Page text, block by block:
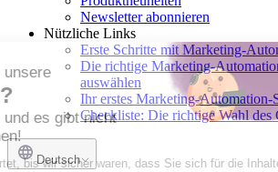
Möchten Sie unsere
Cookies?
Sie sind nett und es gibt nicht
viele von ihnen!
Wir haben gewartet, bis wir sicher waren, dass
Newsletter abonnieren
Nützliche Links
Erste Schritte mit Marketing-
Die richtige Marketing-
auswählen
Ihr erstes Marketing-Automation-
Checkliste: Die richtige Wahl des
Deutsch